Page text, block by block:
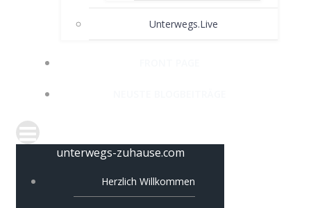
Unterwegs.Live
unterwegs-zuhause.com
Herzlich Willkommen